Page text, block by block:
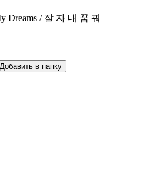
Dreams / 잘 자 내 꿈 꿔
Добавить в папку